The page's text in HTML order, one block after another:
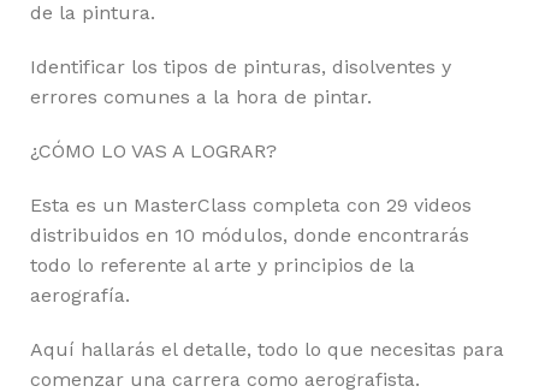
de la pintura.
Identificar los tipos de pinturas, disolventes y
errores comunes a la hora de pintar.
¿CÓMO LO VAS A LOGRAR?
Esta es un MasterClass completa con 29 videos
distribuidos en 10 módulos, donde encontrarás
todo lo referente al arte y principios de la
aerografía.
Aquí hallarás el detalle, todo lo que necesitas para
comenzar una carrera como aerografista.